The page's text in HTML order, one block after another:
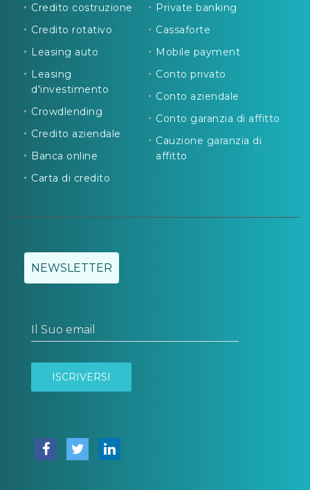
Credito costruzione
Credito rotativo
Leasing auto
Leasing
d'investimento
Crowdlending
Credito aziendale
Banca online
Carta di credito
Private banking
Cassaforte
Mobile payment
Conto privato
Conto aziendale
Conto garanzia di affitto
Cauzione garanzia di
affitto
NEWSLETTER
Il Suo email
ISCRIVERSI